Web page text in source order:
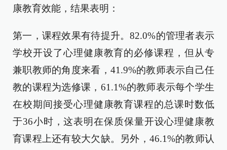
康教育效能，结果表明：
第一，课程效果有待提升。82.0%的管理者表示
学校开设了心理健康教育的必修课程，但从专
兼职教师的角度来看，41.9%的教师表示自己任
教的课程为选修课，61.1%的教师表示每个学生
在校期间接受心理健康教育课程的总课时数低
于36小时，这表明在保质保量开设心理健康教
育课程上还有较大欠缺。另外，46.1%的教师认